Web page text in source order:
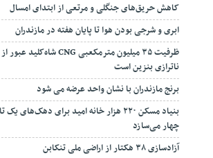
کاهش حریق‌های جنگلی و مرتعی از ابتدای امسال
ابری و شرجی بودن هوا تا پایان هفته در مازندران
ظرفیت ۳۵ میلیون مترمکعبی CNG شاه‌کلید عبور از
ناترازی بنزین است
برنج مازندران با نشان واحد عرضه می شود
بنیاد مسکن ۲۲۰ هزار خانه امید برای دهک‌های یک تا
چهار می‌سازد
آزادسازی ۳۸ هکتار از اراضی ملی تنکابن